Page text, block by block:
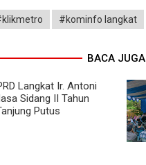
#kominfo langkat
BACA JUGA
Langkat Ir. Antoni
Sidang II Tahun
Putus